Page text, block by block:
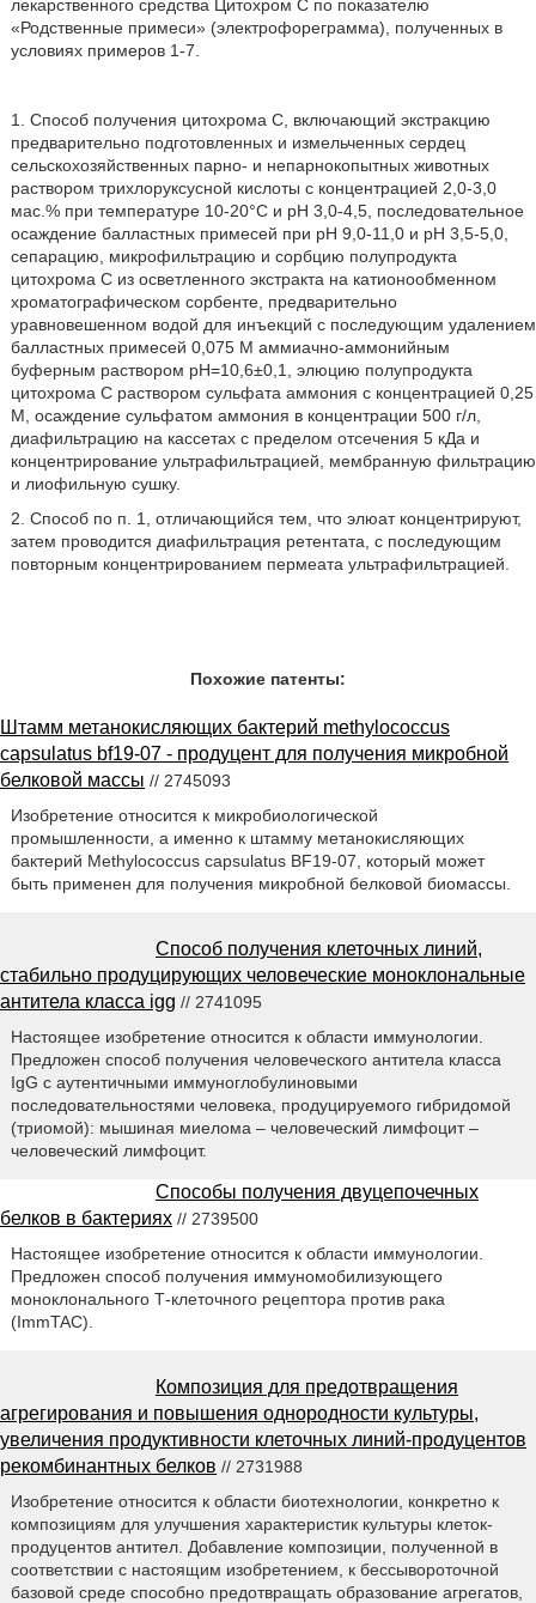
лекарственного средства Цитохром С по показателю
«Родственные примеси» (электрофореграмма), полученных в
условиях примеров 1-7.
1. Способ получения цитохрома С, включающий экстракцию
предварительно подготовленных и измельченных сердец
сельскохозяйственных парно- и непарнокопытных животных
раствором трихлоруксусной кислоты с концентрацией 2,0-3,0
мас.% при температуре 10-20°С и рН 3,0-4,5, последовательное
осаждение балластных примесей при рН 9,0-11,0 и рН 3,5-5,0,
сепарацию, микрофильтрацию и сорбцию полупродукта
цитохрома С из осветленного экстракта на катионообменном
хроматографическом сорбенте, предварительно
уравновешенном водой для инъекций с последующим удалением
балластных примесей 0,075 М аммиачно-аммонийным
буферным раствором pH=10,6±0,1, элюцию полупродукта
цитохрома С раствором сульфата аммония с концентрацией 0,25
М, осаждение сульфатом аммония в концентрации 500 г/л,
диафильтрацию на кассетах с пределом отсечения 5 кДа и
концентрирование ультрафильтрацией, мембранную фильтрацию
и лиофильную сушку.
2. Способ по п. 1, отличающийся тем, что элюат концентрируют,
затем проводится диафильтрация ретентата, с последующим
повторным концентрированием пермеата ультрафильтрацией.
Похожие патенты:
Штамм метанокисляющих бактерий methylococcus
capsulatus bf19-07 - продуцент для получения микробной
белковой массы // 2745093
Изобретение относится к микробиологической
промышленности, а именно к штамму метанокисляющих
бактерий Methylococcus capsulatus BF19-07, который может
быть применен для получения микробной белковой биомассы.
Способ получения клеточных линий,
стабильно продуцирующих человеческие моноклональные
антитела класса igg // 2741095
Настоящее изобретение относится к области иммунологии.
Предложен способ получения человеческого антитела класса
IgG с аутентичными иммуноглобулиновыми
последовательностями человека, продуцируемого гибридомой
(триомой): мышиная миелома – человеческий лимфоцит –
человеческий лимфоцит.
Способы получения двуцепочечных
белков в бактериях // 2739500
Настоящее изобретение относится к области иммунологии.
Предложен способ получения иммуномобилизующего
моноклонального Т-клеточного рецептора против рака
(ImmTAC).
Композиция для предотвращения
агрегирования и повышения однородности культуры,
увеличения продуктивности клеточных линий-продуцентов
рекомбинантных белков // 2731988
Изобретение относится к области биотехнологии, конкретно к
композициям для улучшения характеристик культуры клеток-
продуцентов антител. Добавление композиции, полученной в
соответствии с настоящим изобретением, к бессывороточной
базовой среде способно предотвращать образование агрегатов,